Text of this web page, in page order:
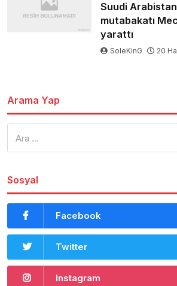
Suudi
mutabakatı
yarattı
SoleKinG 20
Arama Yap
Sosyal
Facebook
Twitter
Instagram